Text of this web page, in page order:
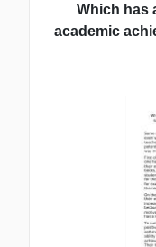
Which has
academic